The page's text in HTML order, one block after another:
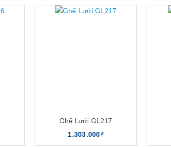
Ghế Lưới GL217
1.303.000₫